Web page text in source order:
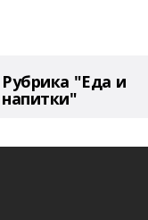
Рубрика "Еда и
напитки"